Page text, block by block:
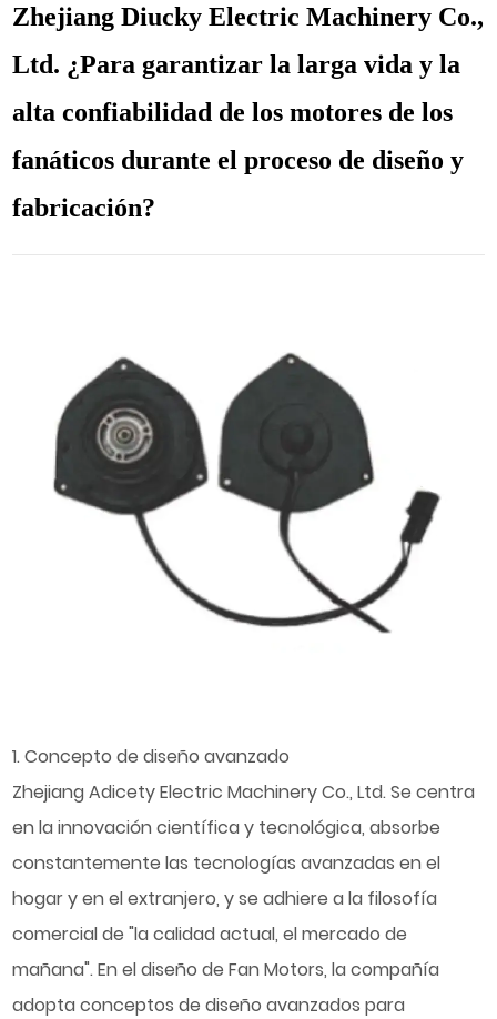
Zhejiang Diucky Electric Machinery Co.,
Ltd. ¿Para garantizar la larga vida y la
alta confiabilidad de los motores de los
fanáticos durante el proceso de diseño y
fabricación?
1. Concepto de diseño avanzado
Zhejiang Adicety Electric Machinery Co., Ltd. Se centra
en la innovación científica y tecnológica, absorbe
constantemente las tecnologías avanzadas en el
hogar y en el extranjero, y se adhiere a la filosofía
comercial de "la calidad actual, el mercado de
mañana". En el diseño de Fan Motors, la compañía
adopta conceptos de diseño avanzados para